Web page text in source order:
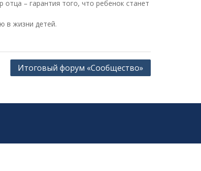
– гарантия того, что ребенок станет
в жизни детей.
Итоговый форум «Сообщество»